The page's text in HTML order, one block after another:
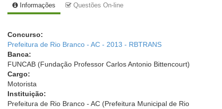
Informações Questões On-line
Concurso:
Prefeitura de Rio Branco - AC - 2013 - RBTRANS
Banca:
FUNCAB (Fundação Professor Carlos Antonio Bittencourt)
Cargo:
Motorista
Instituição:
Prefeitura de Rio Branco - AC (Prefeitura Municipal de Rio